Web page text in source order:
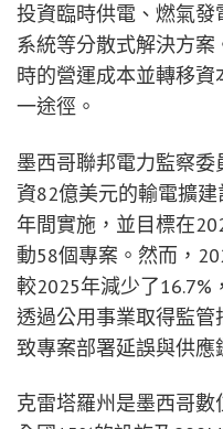
投資臨時供電、燃氣
系統等分散式解決方
時的營運成本並轉移
一途徑。
墨西哥聯邦電力監察委
資82億美元的輸電擴
年間實施，並目標在
動58個專案。然而，
較2025年減少了16.7%
透過公用事業取得監
致專案部署延誤與供應
克雷塔羅州是墨西哥